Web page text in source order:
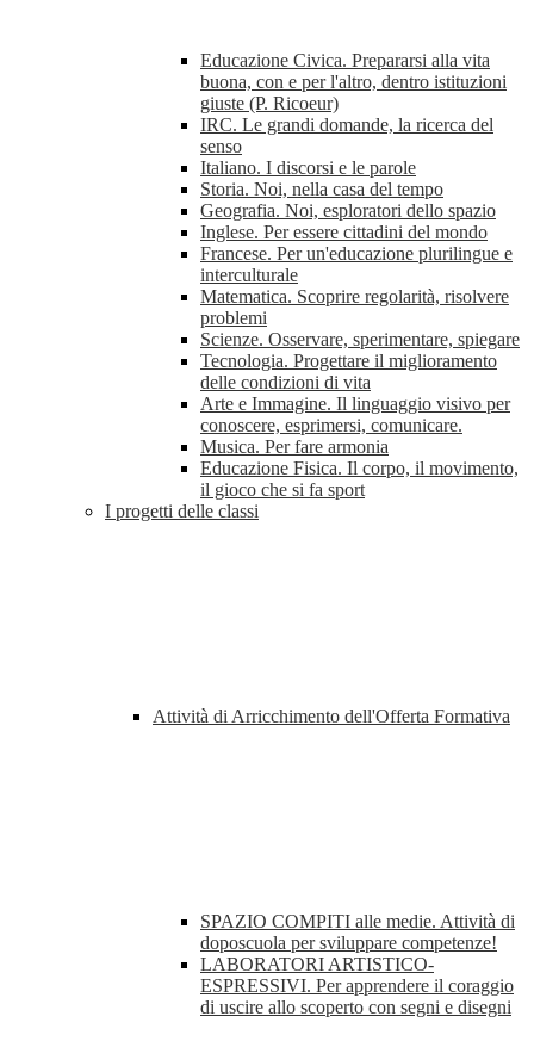
Educazione Civica. Prepararsi alla vita
buona, con e per l'altro, dentro istituzioni
giuste (P. Ricoeur)
IRC. Le grandi domande, la ricerca del
senso
Italiano. I discorsi e le parole
Storia. Noi, nella casa del tempo
Geografia. Noi, esploratori dello spazio
Inglese. Per essere cittadini del mondo
Francese. Per un'educazione plurilingue e
interculturale
Matematica. Scoprire regolarità, risolvere
problemi
Scienze. Osservare, sperimentare, spiegare
Tecnologia. Progettare il miglioramento
delle condizioni di vita
Arte e Immagine. Il linguaggio visivo per
conoscere, esprimersi, comunicare.
Musica. Per fare armonia
Educazione Fisica. Il corpo, il movimento,
il gioco che si fa sport
I progetti delle classi
Attività di Arricchimento dell'Offerta Formativa
SPAZIO COMPITI alle medie. Attività di
doposcuola per sviluppare competenze!
LABORATORI ARTISTICO-
ESPRESSIVI. Per apprendere il coraggio
di uscire allo scoperto con segni e disegni